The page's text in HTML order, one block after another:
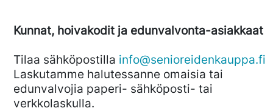
Kunnat, hoivakodit ja edunvalvonta-asiakkaat
Tilaa sähköpostilla info@senioreidenkauppa.fi
Laskutamme halutessanne omaisia tai
edunvalvojia paperi- sähköposti- tai
verkkolaskulla.